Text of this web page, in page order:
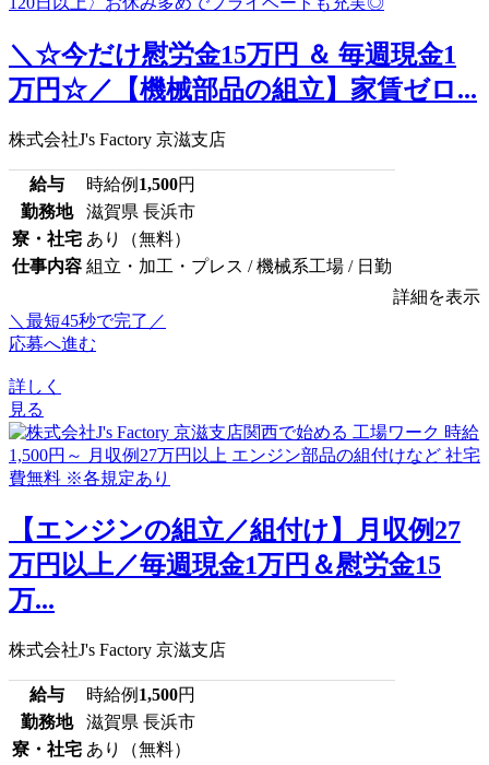
＼☆今だけ慰労金15万円 ＆ 毎週現金1
万円☆／【機械部品の組立】家賃ゼロ...
株式会社J's Factory 京滋支店
給与 時給例 1,500円
勤務地
滋賀県 長浜市
寮・社宅 あり（無料）
仕事内容 組立・加工・プレス / 機械系工場 / 日勤
詳細を表示
＼最短45秒で完了／
応募へ進む
詳しく
見る
【エンジンの組立／組付け】月収例27
万円以上／毎週現金1万円＆慰労金15
万...
株式会社J's Factory 京滋支店
給与 時給例 1,500円
勤務地
滋賀県 長浜市
寮・社宅 あり（無料）